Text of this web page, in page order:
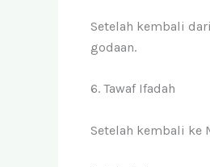
Setelah kembali
godaan.
6. Tawaf Ifadah
Setelah kembali ke